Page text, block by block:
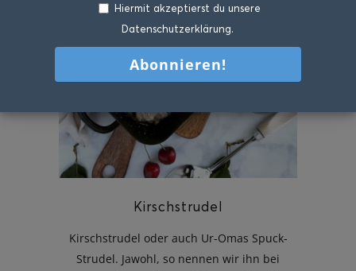
Kirschstrudel
Kirschstrudel oder auch Ur-Omas Spuck-
Strudel. Jawohl, so nennen wir ihn bei
Hiermit akzeptierst du unsere
Datenschutzerklärung.